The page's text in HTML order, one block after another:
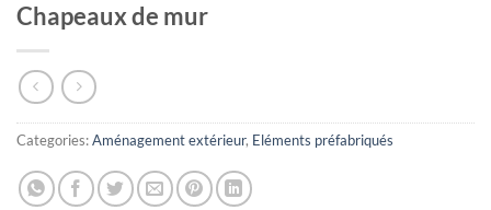
Chapeaux de mur
Categories:Aménagement extérieur, Eléments préfabriqués